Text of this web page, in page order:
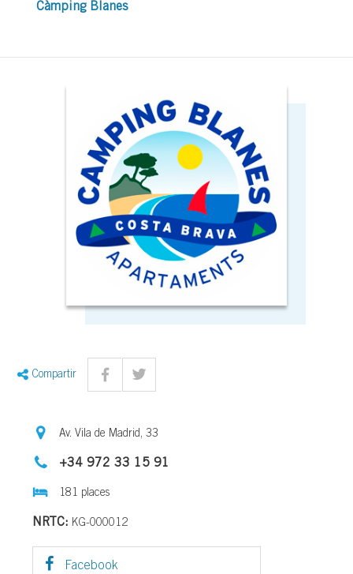
Càmping Blanes
Compartir
Av. Vila de Madrid, 33
+34 972 33 15 91
181 places
NRTC: KG-000012
Facebook